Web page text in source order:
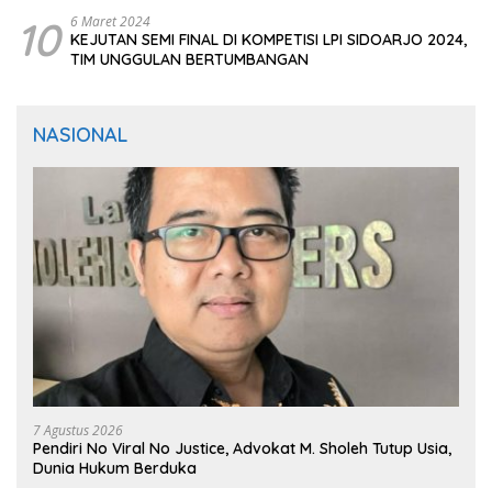
10 6 Maret 2024
KEJUTAN SEMI FINAL DI KOMPETISI LPI SIDOARJO 2024,
TIM UNGGULAN BERTUMBANGAN
NASIONAL
7 Agustus 2026
Pendiri No Viral No Justice, Advokat M. Sholeh Tutup Usia,
Dunia Hukum Berduka